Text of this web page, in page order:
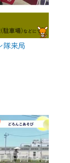
隊来局